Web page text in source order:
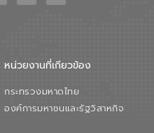
หน่วยงานที่เกียวข้อง
กระทรวงมหาดไทย
องค์การมหาชนและรัฐวิสาหกิจ